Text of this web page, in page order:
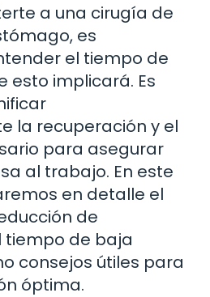
a una cirugía de
es
el tiempo de
esto implicará. Es
la recuperación y el
para asegurar
al trabajo. En este
en detalle el
de
tiempo de baja
consejos útiles para
óptima.